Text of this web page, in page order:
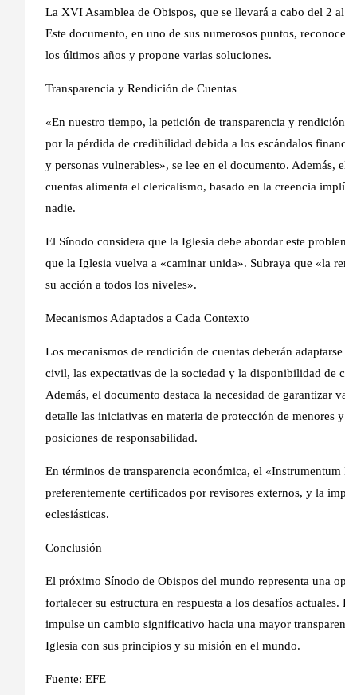
La XVI Asamblea de Obispos, que se llevará a cabo del 2
Este documento, en uno de sus numerosos puntos,
los últimos años y propone varias soluciones.
Transparencia y Rendición de Cuentas
«En nuestro tiempo, la petición de transparencia y
por la pérdida de credibilidad debida a los escándalos
y personas vulnerables», se lee en el documento.
cuentas alimenta el clericalismo, basado en la creencia
nadie.
El Sínodo considera que la Iglesia debe abordar este
que la Iglesia vuelva a «caminar unida». Subraya que «la
su acción a todos los niveles».
Mecanismos Adaptados a Cada Contexto
Los mecanismos de rendición de cuentas deberán
civil, las expectativas de la sociedad y la disponibilidad de
Además, el documento destaca la necesidad de garantizar
detalle las iniciativas en materia de protección de menores
posiciones de responsabilidad.
En términos de transparencia económica, el
preferentemente certificados por revisores externos, y la
eclesiásticas.
Conclusión
El próximo Sínodo de Obispos del mundo representa una
fortalecer su estructura en respuesta a los desafíos
impulse un cambio significativo hacia una mayor
Iglesia con sus principios y su misión en el mundo.
Fuente: EFE